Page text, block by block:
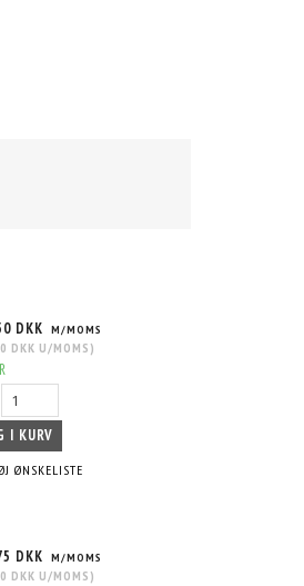
DKK M/MOMS
DKK U/MOMS )
I KURV
ØNSKELISTE
DKK M/MOMS
DKK U/MOMS )